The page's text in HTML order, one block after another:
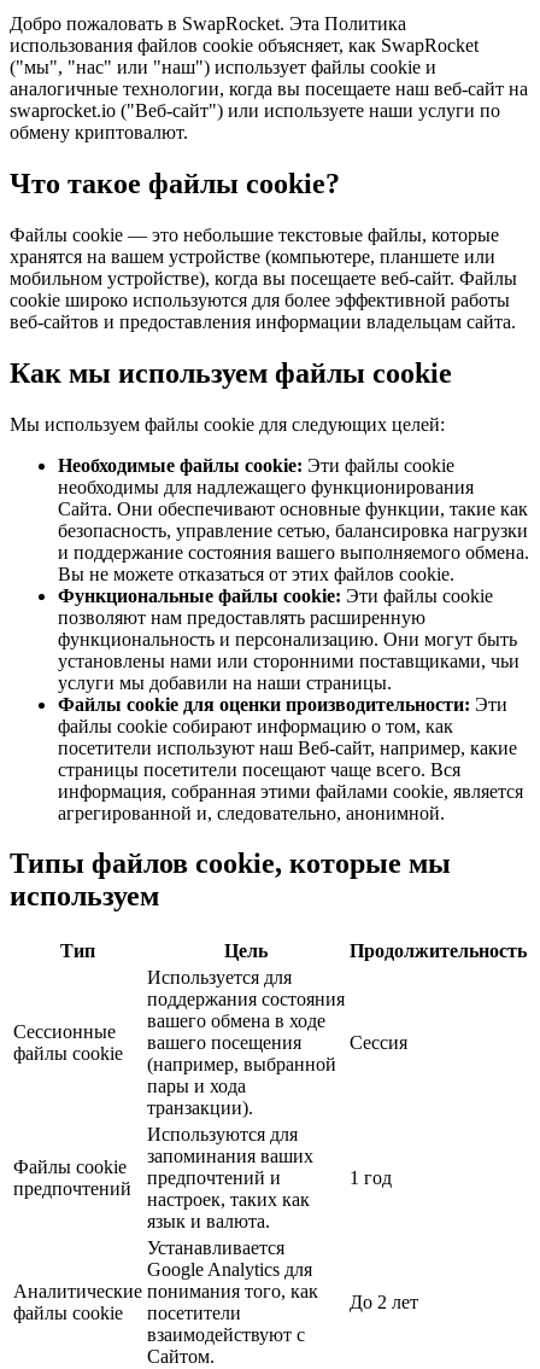
Добро пожаловать в SwapRocket. Эта Политика
использования файлов cookie объясняет, как SwapRocket
("мы", "нас" или "наш") использует файлы cookie и
аналогичные технологии, когда вы посещаете наш веб-сайт на
swaprocket.io ("Веб-сайт") или используете наши услуги по
обмену криптовалют.
Что такое файлы cookie?
Файлы cookie — это небольшие текстовые файлы, которые
хранятся на вашем устройстве (компьютере, планшете или
мобильном устройстве), когда вы посещаете веб-сайт. Файлы
cookie широко используются для более эффективной работы
веб-сайтов и предоставления информации владельцам сайта.
Как мы используем файлы cookie
Мы используем файлы cookie для следующих целей:
Необходимые файлы cookie: Эти файлы cookie
необходимы для надлежащего функционирования
Сайта. Они обеспечивают основные функции, такие как
безопасность, управление сетью, балансировка нагрузки
и поддержание состояния вашего выполняемого обмена.
Вы не можете отказаться от этих файлов cookie.
Функциональные файлы cookie: Эти файлы cookie
позволяют нам предоставлять расширенную
функциональность и персонализацию. Они могут быть
установлены нами или сторонними поставщиками, чьи
услуги мы добавили на наши страницы.
Файлы cookie для оценки производительности: Эти
файлы cookie собирают информацию о том, как
посетители используют наш Веб-сайт, например, какие
страницы посетители посещают чаще всего. Вся
информация, собранная этими файлами cookie, является
агрегированной и, следовательно, анонимной.
Типы файлов cookie, которые мы
используем
Тип Цель Продолжительность
Сессионные
файлы cookie
Используется для
поддержания состояния
вашего обмена в ходе
вашего посещения
(например, выбранной
пары и хода
транзакции).
Сессия
Файлы cookie
предпочтений
Используются для
запоминания ваших
предпочтений и
настроек, таких как
язык и валюта.
1 год
Аналитические
файлы cookie
Устанавливается
Google Analytics для
понимания того, как
посетители
взаимодействуют с
Сайтом.
До 2 лет